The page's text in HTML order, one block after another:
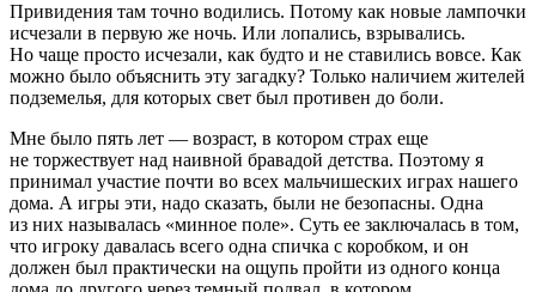
Привидения там точно водились. Потому как новые лампочки
исчезали в первую же ночь. Или лопались, взрывались.
Но чаще просто исчезали, как будто и не ставились вовсе. Как
можно было объяснить эту загадку? Только наличием жителей
подземелья, для которых свет был противен до боли.
Мне было пять лет — возраст, в котором страх еще
не торжествует над наивной бравадой детства. Поэтому я
принимал участие почти во всех мальчишеских играх нашего
дома. А игры эти, надо сказать, были не безопасны. Одна
из них называлась «минное поле». Суть ее заключалась в том,
что игроку давалась всего одна спичка с коробком, и он
должен был практически на ощупь пройти из одного конца